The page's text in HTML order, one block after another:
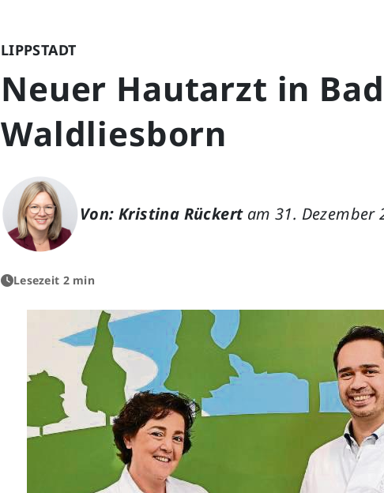
LIPPSTADT
Neuer Hautarzt in Bad
Waldliesborn
Von: Kristina Rückert am 31. Dezember
Lesezeit 2 min